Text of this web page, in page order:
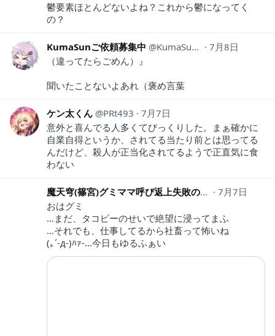
鬱要素ほとんどないよね？これから鬱になってく
の？
KumaSunご依頼募集中 KumaSunSecond
7月8日
（違ってたらごめん）』
聞いたことないよあれ（褒め言葉
ケン太くん PRt493
7月7日
意外と喜んでる人多くてびっくりした。まぁ確かに
自業自得というか、されてる当たり前とは思ってる
んだけど、殺人が正当化されてるようで正直気に食
わない
魔天穹(篠宮)グミママ呼び返上失敗の民 __gumizo__
7月7日
おはグミ
…まだ、タコピーのせいで絶望に浸ってまふ
…それでも、仕事してるから社畜って怖いね
(｡´-д-)ﾊｧ-…今日もゆるふぁい